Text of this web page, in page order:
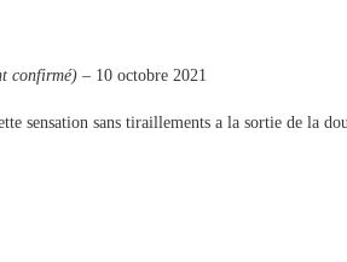
confirmé) – 10 octobre 2021
sensation sans tiraillements a la sortie de la